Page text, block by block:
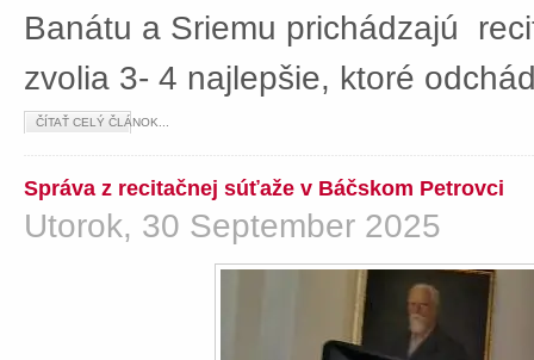
Banátu a Sriemu prichádzajú
zvolia 3- 4 najlepšie, ktoré
ČÍTAŤ CELÝ ČLÁNOK...
Správa z recitačnej súťaže v Báčskom Petrovci
Utorok, 30 September 2025